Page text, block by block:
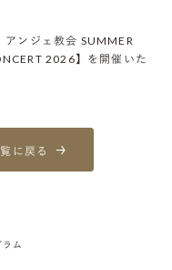
アンジェ教会 SUMMER
2026】を開催いた
に戻る
ム